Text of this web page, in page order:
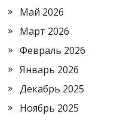
Май 2026
Март 2026
Февраль 2026
Январь 2026
Декабрь 2025
Ноябрь 2025